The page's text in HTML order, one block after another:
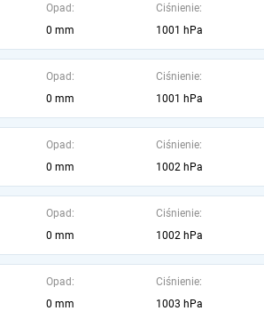
Opad:
0 mm
Ciśnienie:
1001 hPa
Opad:
0 mm
Ciśnienie:
1001 hPa
Opad:
0 mm
Ciśnienie:
1002 hPa
Opad:
0 mm
Ciśnienie:
1002 hPa
Opad:
0 mm
Ciśnienie:
1003 hPa